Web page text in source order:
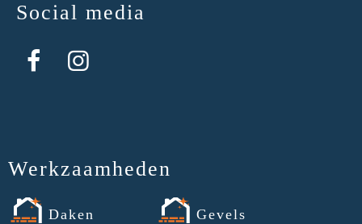
Social media
Werkzaamheden
Daken Gevels